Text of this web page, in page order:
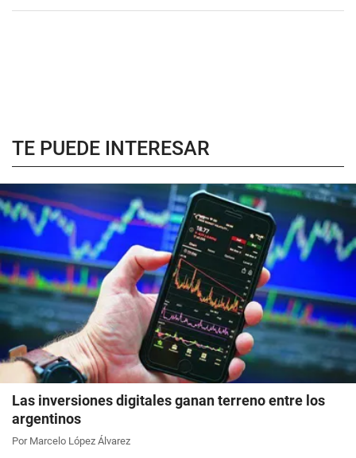
TE PUEDE INTERESAR
Las inversiones digitales ganan terreno entre los
argentinos
Por Marcelo López Álvarez